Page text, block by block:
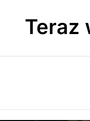
Teraz